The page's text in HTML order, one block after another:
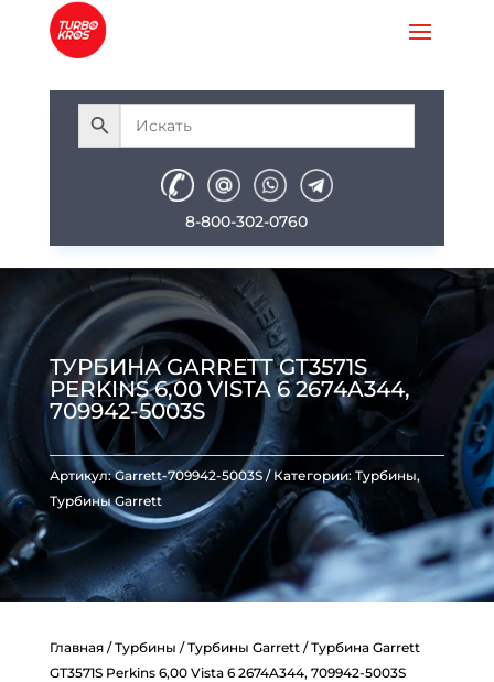
8-800-302-0760
ТУРБИНА GARRETT GT3571S
PERKINS 6,00 VISTA 6 2674A344,
709942-5003S
Артикул:Garrett-709942-5003S Категории: Турбины,
Турбины Garrett
Главная/Турбины /Турбины Garrett/ Турбина Garrett
GT3571S Perkins 6,00 Vista 6 2674A344, 709942-5003S